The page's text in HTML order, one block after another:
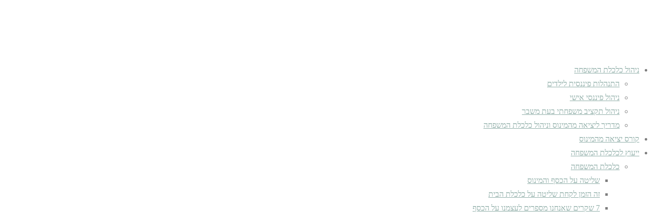
ניהול כלכלת המשפחה
התנהלות פיננסית לילדים
ניהול פיננסי אישי
ניהול תקציב משפחתי בעת משבר
מדריך ליציאה מהמינוס וניהול כלכלת המשפחה
קורס יציאה מהמינוס
ייעוץ לכלכלת המשפחה
כלכלת המשפחה
שליטה על הכסף והמינוס
זה הזמן לקחת שליטה על כלכלת הבית
7 שקרים שאנחנו מספרים לעצמנו על הכסף